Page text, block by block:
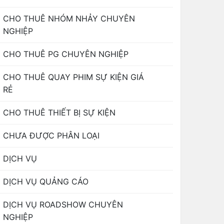
CHO THUÊ NHÓM NHẢY CHUYÊN
NGHIỆP
CHO THUÊ PG CHUYÊN NGHIỆP
CHO THUÊ QUAY PHIM SỰ KIỆN GIÁ
RẺ
CHO THUÊ THIẾT BỊ SỰ KIỆN
CHƯA ĐƯỢC PHÂN LOẠI
DỊCH VỤ
DỊCH VỤ QUẢNG CÁO
DỊCH VỤ ROADSHOW CHUYÊN
NGHIỆP